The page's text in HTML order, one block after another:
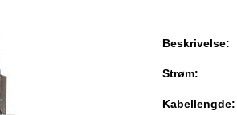
Beskrivelse:
Strøm:
Kabellengde: